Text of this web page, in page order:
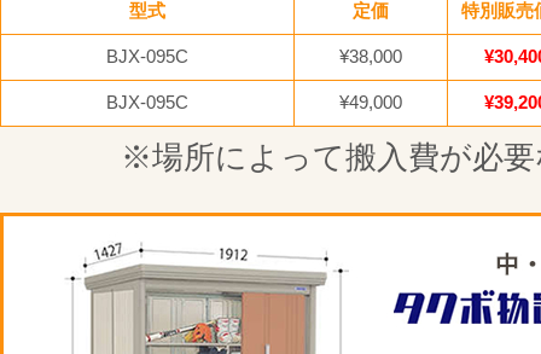
型式 定価 特別販売
BJX-095C ¥38,000
BJX-095C ¥49,000
※場所によって搬入費が必